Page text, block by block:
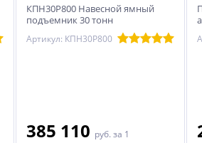
КПН30Р800 Навесной ямный
подъемник 30 тонн
Артикул: КПН30Р800
385 110 руб. за 1